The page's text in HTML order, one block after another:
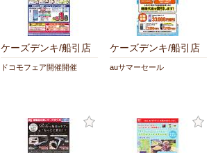
ケーズデンキ/船引店
ドコモフェア開催開催
ケーズデンキ/船引店
auサマーセール